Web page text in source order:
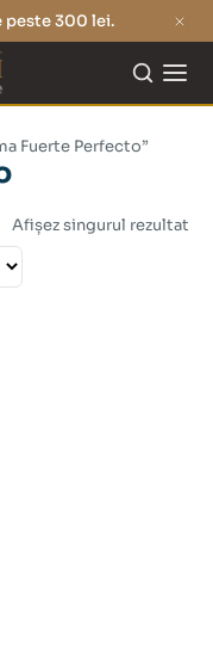
peste 300 lei.
Fuerte Perfecto”
Afișez singurul rezultat